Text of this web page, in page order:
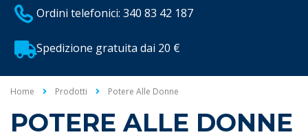
Ordini telefonici: 340 83 42 187
Spedizione gratuita dai 20 €
Home Prodotti Potere Alle Donne
POTERE ALLE DONNE